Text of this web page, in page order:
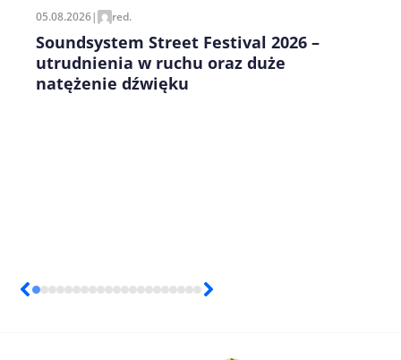
05.08.2026| red.
Soundsystem Street Festival 2026 –
utrudnienia w ruchu oraz duże
natężenie dźwięku